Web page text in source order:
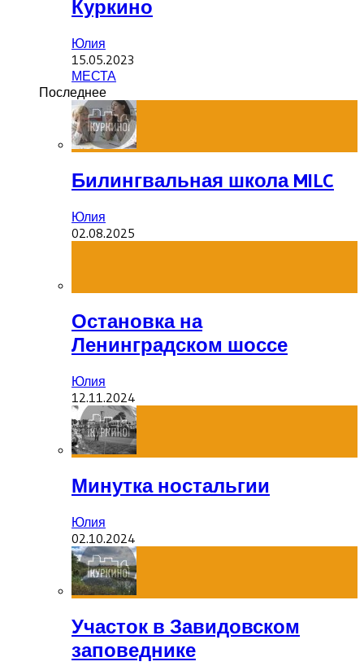
Куркино
Юлия
15.05.2023
МЕСТА
Последнее
Билингвальная школа MILC
Юлия
02.08.2025
Остановка на
Ленинградском шоссе
Юлия
12.11.2024
Минутка ностальгии
Юлия
02.10.2024
Участок в Завидовском
заповеднике